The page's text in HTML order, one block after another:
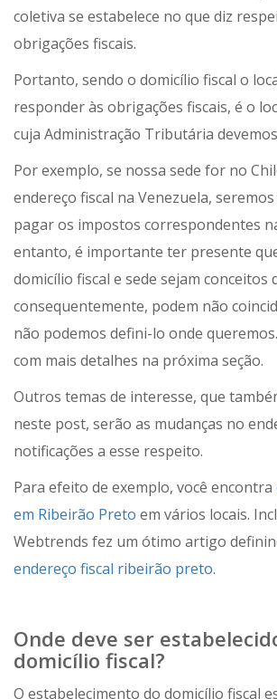
coletiva se estabelece no que diz
obrigações fiscais.
Portanto, sendo o domicílio fiscal o
responder às obrigações fiscais, é o
cuja Administração Tributária
Por exemplo, se nossa sede for no
endereço fiscal na Venezuela,
pagar os impostos correspondentes
entanto, é importante ter presente
domicílio fiscal e sede sejam conceitos
consequentemente, podem não
não podemos defini-lo onde
com mais detalhes na próxima seção.
Outros temas de interesse, que
neste post, serão as mudanças no
notificações a esse respeito.
Para efeito de exemplo, você encontra
em Ribeirão Preto em vários locais.
Webtrends fez um ótimo artigo
endereço fiscal ribeirão preto.
Onde deve ser
domicílio fiscal?
O estabelecimento do domicílio fiscal